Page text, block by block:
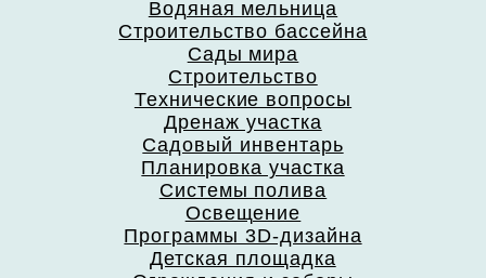
Водяная мельница
Строительство бассейна
Сады мира
Строительство
Технические вопросы
Дренаж участка
Садовый инвентарь
Планировка участка
Системы полива
Освещение
Программы 3D-дизайна
Детская площадка